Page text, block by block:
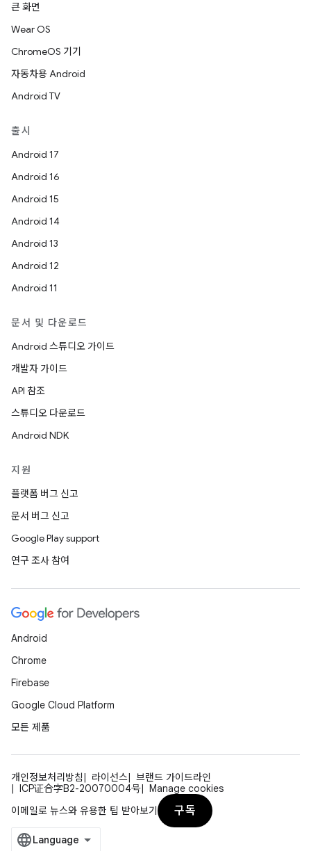
큰 화면
Wear OS
ChromeOS 기기
자동차용 Android
Android TV
출시
Android 17
Android 16
Android 15
Android 14
Android 13
Android 12
Android 11
문서 및 다운로드
Android 스튜디오 가이드
개발자 가이드
API 참조
스튜디오 다운로드
Android NDK
지원
플랫폼 버그 신고
문서 버그 신고
Google Play support
연구 조사 참여
Android
Chrome
Firebase
Google Cloud Platform
모든 제품
개인정보처리방침 라이선스
브랜드 가이드라인
ICP证合字B2-20070004号
Manage cookies
이메일로 뉴스와 유용한 팁 받아보기
구독